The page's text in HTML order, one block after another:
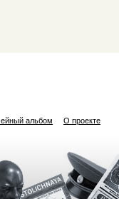
альбом О проекте